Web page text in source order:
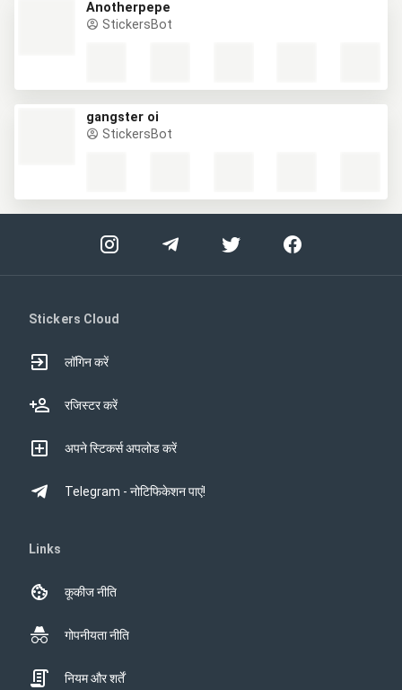
Anotherpepe
StickersBot
gangster oi
StickersBot
Stickers Cloud
लॉगिन करें
रजिस्टर करें
अपने स्टिकर्स अपलोड करें
Telegram - नोटिफिकेशन पाएं!
Links
कूकीज नीति
गोपनीयता नीति
नियम और शर्तें